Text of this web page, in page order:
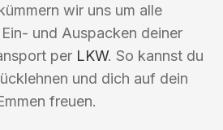
wir uns um alle
und Auspacken deiner
per LKW. So kannst du
und dich auf dein
freuen.